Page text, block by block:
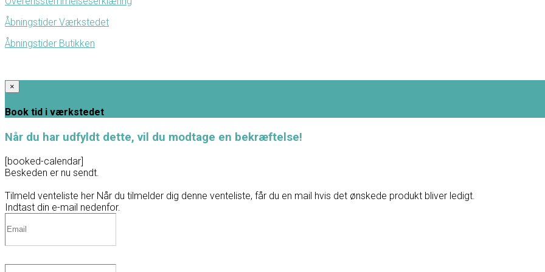
Åbningstider Værkstedet
Åbningstider Butikken
×
Book tid i værkstedet
Når du har udfyldt dette, vil du modtage en bekræftelse!
[booked-calendar]
Beskeden er nu sendt.
Tilmeld venteliste her Når du tilmelder dig denne venteliste, får du en mail hvis det ønskede produkt bliver ledigt.
Indtast din e-mail nedenfor.